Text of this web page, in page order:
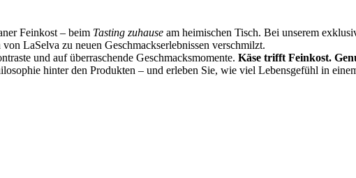
Feinkost – beim Tasting zuhause am heimischen Tisch. Bei unserem
LaSelva zu neuen Geschmackserlebnissen verschmilzt.
und auf überraschende Geschmacksmomente. Käse trifft Feinkost.
hinter den Produkten – und erleben Sie, wie viel Lebensgefühl in